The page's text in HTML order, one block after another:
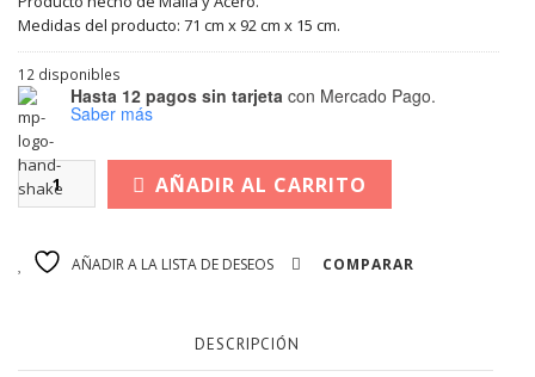
Medidas del producto: 71 cm x 92 cm x 15 cm.
12 disponibles
Hasta 12 pagos sin tarjeta con Mercado Pago.
Saber más
AÑADIR AL CARRITO
AÑADIR A LA LISTA DE DESEOS COMPARAR
DESCRIPCIÓN